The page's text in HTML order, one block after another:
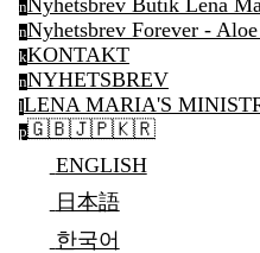
n
nNyhetsbrev Forever - Aloe
kKONTAKT
nNYHETSBREV
lLENA MARIA'S
p🇬🇧🇯🇵🇰🇷
ENGLISH
日本語
한국어